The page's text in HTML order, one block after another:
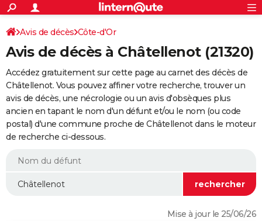
ACTUALITÉS
Politique
Société
Faits Divers
Education
Monde
Villes
+
SPORT
Coupe du monde 2026
Football
Tennis
Cyclisme
Rugby
Forum
Programme TV
TNT
Streaming
Cinéma
Sorties cinéma
Musique
+
FINANCE
Retraite
Impôts
Epargne
Immobilier
Risques naturels par ville
Banque
Assurance
Crédit
AUTO
Essais
Réserver un essai
Citadines
Berlines
SUV
Forum auto
+
HIGH-TECH
BRICOLAGE
WEEK-END
Connexion
Avis de décès Côte-d'Or
Avis de décès à Châtellenot (21320)
Accédez gratuitement sur cette page au carnet des décès de
Châtellenot. Vous pouvez affiner votre recherche, trouver un
avis de décès, une nécrologie ou un avis d'obsèques plus
ancien en tapant le nom d'un défunt et/ou le nom (ou code
postal) d'une commune proche de Châtellenot dans le moteur
de recherche ci-dessous.
Mise à jour le 25/06/26